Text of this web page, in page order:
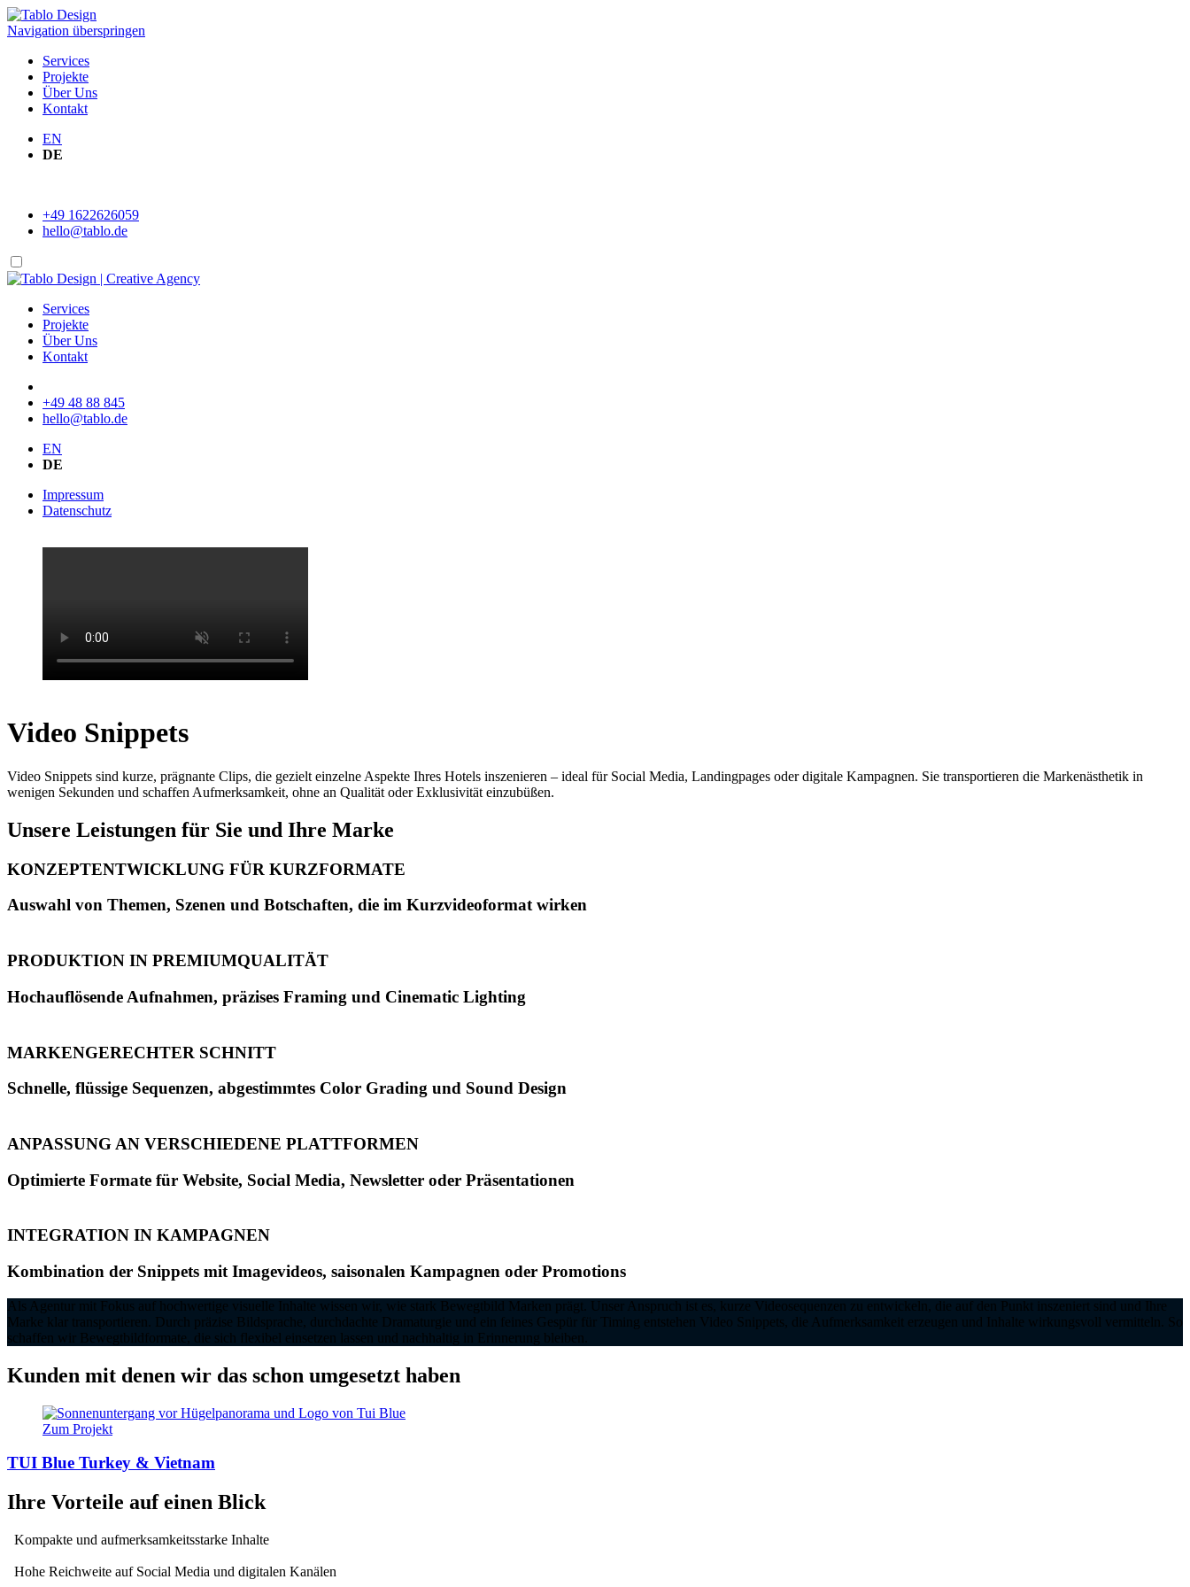
Navigation überspringen
Services
Projekte
Über Uns
Kontakt
EN
DE
+49 1622626059
hello@tablo.de
Services
Projekte
Über Uns
Kontakt
+49 48 88 845
hello@tablo.de
EN
DE
Impressum
Datenschutz
Video Snippets
Video Snippets sind kurze, prägnante Clips, die gezielt einzelne Aspekte Ihres Hotels inszenieren – ideal für Social Media, Landingpages oder digitale Kampagnen. Sie transportieren die Markenästhetik in
wenigen Sekunden und schaffen Aufmerksamkeit, ohne an Qualität oder Exklusivität einzubüßen.
Unsere Leistungen für Sie und Ihre Marke
KONZEPTENTWICKLUNG FÜR KURZFORMATE
Auswahl von Themen, Szenen und Botschaften, die im Kurzvideoformat wirken
PRODUKTION IN PREMIUMQUALITÄT
Hochauflösende Aufnahmen, präzises Framing und Cinematic Lighting
MARKENGERECHTER SCHNITT
Schnelle, flüssige Sequenzen, abgestimmtes Color Grading und Sound Design
ANPASSUNG AN VERSCHIEDENE PLATTFORMEN
Optimierte Formate für Website, Social Media, Newsletter oder Präsentationen
INTEGRATION IN KAMPAGNEN
Kombination der Snippets mit Imagevideos, saisonalen Kampagnen oder Promotions
Als Agentur mit Fokus auf hochwertige visuelle Inhalte wissen wir, wie stark Bewegtbild Marken prägt. Unser Anspruch ist es, kurze Videosequenzen zu entwickeln, die auf den Punkt inszeniert sind und Ihre
Marke klar transportieren. Durch präzise Bildsprache, durchdachte Dramaturgie und ein feines Gespür für Timing entstehen Video Snippets, die Aufmerksamkeit erzeugen und Inhalte wirkungsvoll vermitteln. So
schaffen wir Bewegtbildformate, die sich flexibel einsetzen lassen und nachhaltig in Erinnerung bleiben.
Kunden mit denen wir das schon umgesetzt haben
Zum Projekt
TUI Blue Turkey & Vietnam
Ihre Vorteile auf einen Blick
Kompakte und aufmerksamkeitsstarke Inhalte
Hohe Reichweite auf Social Media und digitalen Kanälen